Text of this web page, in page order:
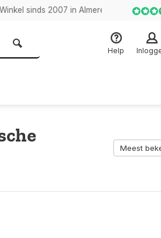
sinds 2007 in Almere
Help